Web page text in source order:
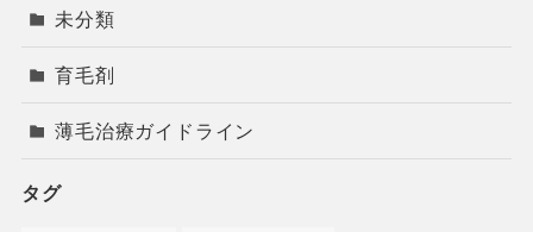
未分類
育毛剤
薄毛治療ガイドライン
タグ